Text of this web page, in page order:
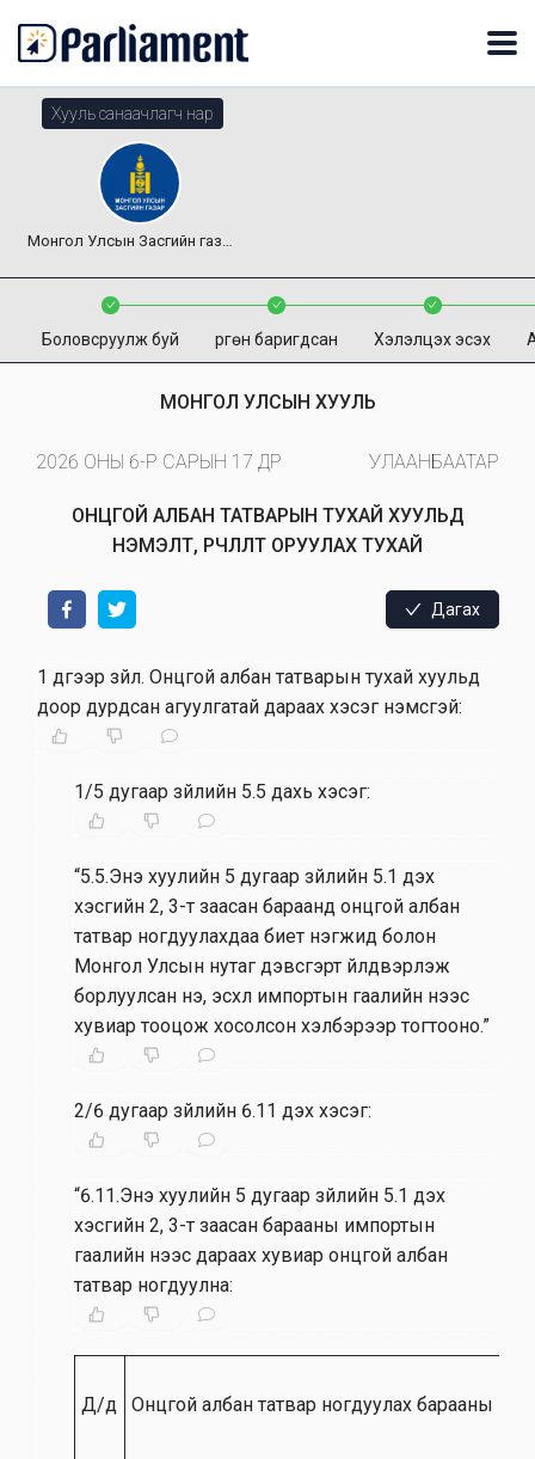
Хууль санаачлагч нар
Монгол Улсын Засгийн газар
Боловсруулж буй Өргөн баригдсан Хэлэлцэх эсэх
МОНГОЛ УЛСЫН ХУУЛЬ
2026 ОНЫ 6-Р САРЫН 17 ӨДӨР УЛААНБААТАР
ОНЦГОЙ АЛБАН ТАТВАРЫН ТУХАЙ ХУУЛЬД
НЭМЭЛТ, ӨӨРЧЛӨЛТ ОРУУЛАХ ТУХАЙ
Дагах
1 дүгээр зүйл. Онцгой албан татварын тухай хуульд
доор дурдсан агуулгатай дараах хэсэг нэмсүгэй:
1/5 дугаар зүйлийн 5.5 дахь хэсэг:
“5.5.Энэ хуулийн 5 дугаар зүйлийн 5.1 дэх
хэсгийн 2, 3-т заасан бараанд онцгой албан
татвар ногдуулахдаа биет нэгжид болон
Монгол Улсын нутаг дэвсгэрт үйлдвэрлэж
борлуулсан үнэ, эсхүл импортын гаалийн үнээс
хувиар тооцож хосолсон хэлбэрээр тогтооно.”
2/6 дугаар зүйлийн 6.11 дэх хэсэг:
“6.11.Энэ хуулийн 5 дугаар зүйлийн 5.1 дэх
хэсгийн 2, 3-т заасан барааны импортын
гаалийн үнээс дараах хувиар онцгой албан
татвар ногдуулна:
Д/д Онцгой албан татвар ногдуулах барааны